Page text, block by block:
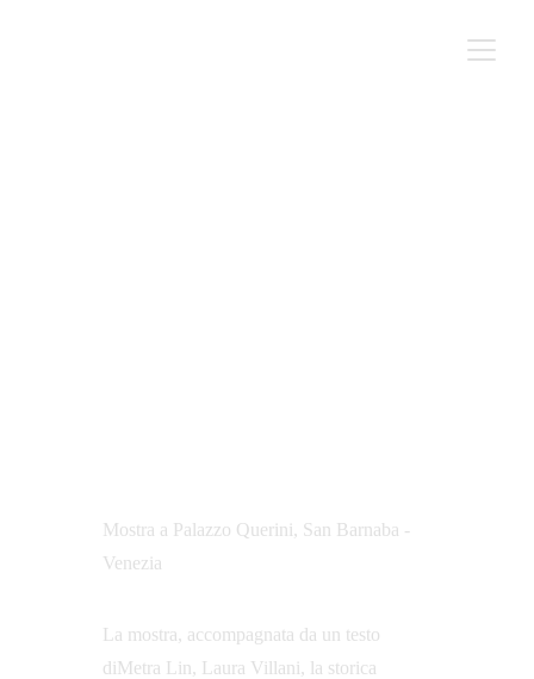
Mostra a Palazzo Querini, San Barnaba -
Venezia
La mostra, accompagnata da un testo
diMetra Lin, Laura Villani, la storica